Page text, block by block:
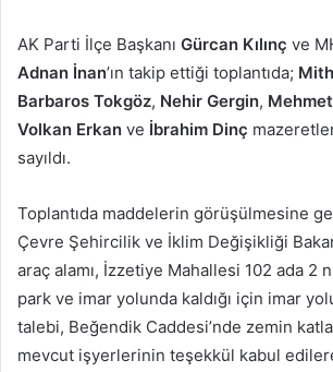
AK Parti İlçe Başkanı Gürcan Kılınç ve
Adnan İnan’ın takip ettiği toplantıda;
Barbaros Tokgöz, Nehir Gergin,
Volkan Erkan ve İbrahim Dinç
sayıldı.
Toplantıda maddelerin görüşülmesine
Çevre Şehircilik ve İklim Değişikliği
araç alamı, İzzetiye Mahallesi 102 ada 2
park ve imar yolunda kaldığı için imar
talebi, Beğendik Caddesi’nde zemin
mevcut işyerlerinin teşekkül kabul